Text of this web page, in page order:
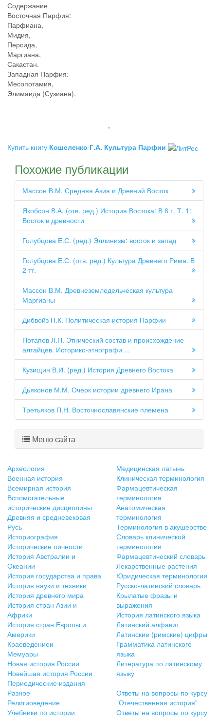
Содержание
Восточная Парфия:
Парфиана,
Мидия,
Персида,
Маргиана,
Сакастан.
Западная Парфия:
Месопотамия,
Элимаида (Сузиана).
,
Купить книгу Кошеленко Г.А. Культура Парфии
Похожие публикации
Массон В.М. Средняя Азия и Древний Восток
Якобсон В.А. (отв. ред.) История Востока: В 6 т. Т. 1:
Восток в древности
Голубцова Е.С. (ред.) Эллинизм: восток и запад
Голубцова Е.С. (отв. ред.) Культура Древнего Рима. В
2 тт.
Массон В.М. Древнеземледельческая культура
Маргианы
Дибвойз Н.К. Политическая история Парфии
Потапов Л.П. Этнический состав и происхождение
алтайцев. Историко-этнографи ...
Кузищин В.И. (ред.) История Древнего Востока
Дьяконов М.М. Очерк истории древнего Ирана
Третьяков П.Н. Восточнославянские племена
Меню сайта
Археология
Военная история
Всемирная история
Вспомогательные
исторические дисциплины
Древняя и средневековая
Русь
Историография
Исторические личности
История Австралии и
Океании
История государства и права
История науки и техники
История древнего мира
История стран Азии и
Африки
История стран Европы и
Америки
Краеведениеи
Мемуары
Новая история России
Новейшая история России
Периодические издания
Разное
Религиоведение
Учебники по истории
Медицинская латынь
Клиническая терминология
Фармацевтическая
терминология
Анатомическая
терминология
Терминология в акушерстве
Словарь клинической
терминологии
Фармацевтический словарь
Лекарственные растения
Юридическая терминология
Русско-латинский словарь
Крылатые фразы и
выражения
История латинского языка
Латинский алфавит
Латинские (римские) цифры
Грамматика латинского
языка
Литература по латинскому
языку
Ответы на вопросы по курсу
"Отечественная история"
Ответы на вопросы по курсу